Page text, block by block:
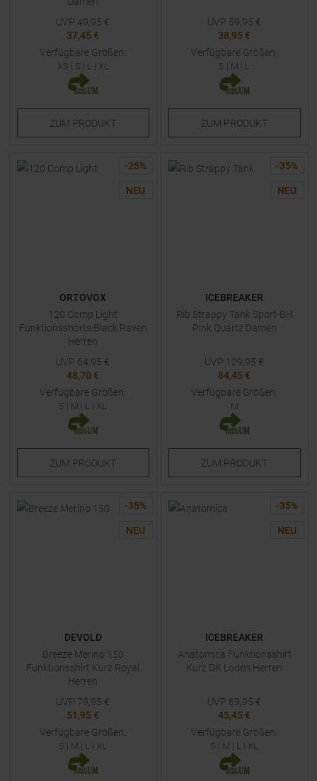
UVP 49,95 €
37,45 €
Verfügbare Größen:
XS | S | L | XL
ZUM PRODUKT
UVP 59,95 €
38,95 €
Verfügbare Größen:
S | M | L
ZUM PRODUKT
-25%
NEU
ORTOVOX
120 Comp Light
Funktionsshorts Black Raven
Herren
UVP 64,95 €
48,70 €
Verfügbare Größen:
S | M | L | XL
ZUM PRODUKT
-35%
NEU
ICEBREAKER
Rib Strappy Tank Sport-BH
Pink Quartz Damen
UVP 129,95 €
84,45 €
Verfügbare Größen:
M
ZUM PRODUKT
-35%
NEU
DEVOLD
Breeze Merino 150
Funktionsshirt Kurz Royal
Herren
UVP 79,95 €
51,95 €
Verfügbare Größen:
S | M | L | XL
-35%
NEU
ICEBREAKER
Anatomica Funktionsshirt
Kurz DK Loden Herren
UVP 69,95 €
45,45 €
Verfügbare Größen:
S | M | L | XL